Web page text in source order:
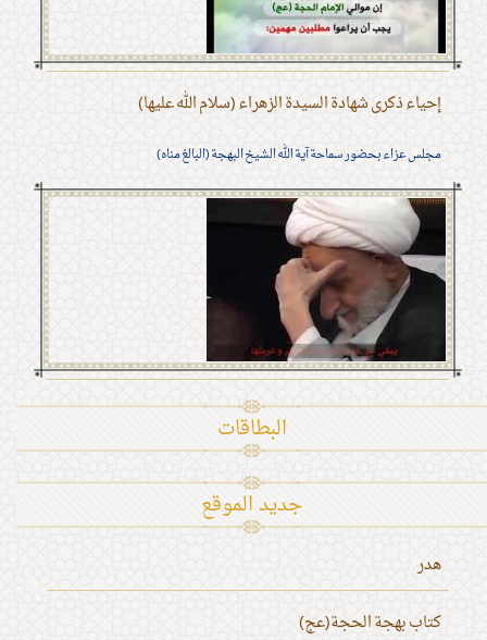
إحياء ذكرى شهادة السيدة الزهراء (سلام الله عليها)
مجلس عزاء بحضور سماحة آية الله الشيخ البهجة (البالغ مناه)
البطاقات
جديد الموقع
هدر
كتاب بهجة الحجة(عج)